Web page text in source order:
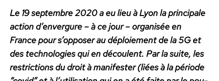
monde
Le 19 sep­tem­bre 2020 a eu lieu à Lyon la prin­ci­pale
action d’en­ver­gure – à ce jour – organ­isée en
France pour s’opposer au déploiement de la 5G et
des tech­nolo­gies qui en découlent. Par la suite, les
restric­tions du droit à man­i­fester (liées à la péri­ode